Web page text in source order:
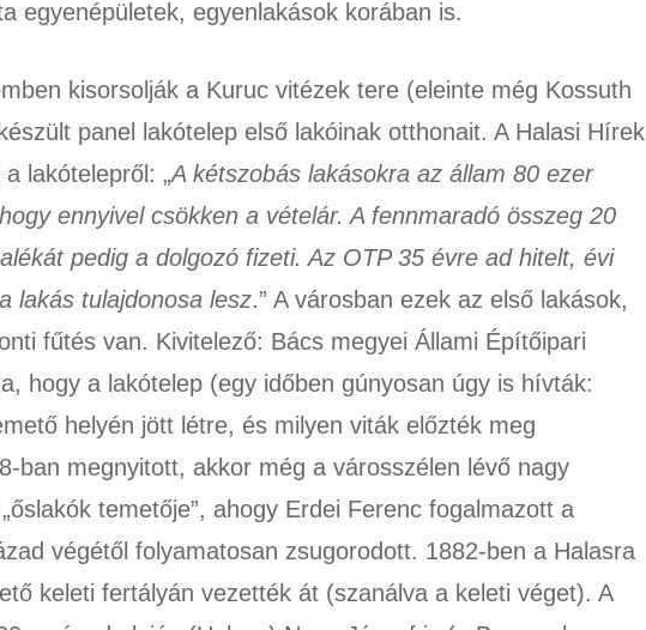
egyenépületek, egyenlakások korában is.
kisorsolják a Kuruc vitézek tere (eleinte még Kossuth
panel lakótelep első lakóinak otthonait. A Halasi Hírek
lakótelepről: „A kétszobás lakásokra az állam 80 ezer
ennyivel csökken a vételár. A fennmaradó összeg 20
pedig a dolgozó fizeti. Az OTP 35 évre ad hitelt, évi
lakás tulajdonosa lesz.” A városban ezek az első lakások,
fűtés van. Kivitelező: Bács megyei Állami Építőipari
hogy a lakótelep (egy időben gúnyosan úgy is hívták:
helyén jött létre, és milyen viták előzték meg
ban megnyitott, akkor még a városszélen lévő nagy
temetője”, ahogy Erdei Ferenc fogalmazott a
végétől folyamatosan zsugorodott. 1882-ben a Halasra
keleti fertályán vezették át (szanálva a keleti véget). A